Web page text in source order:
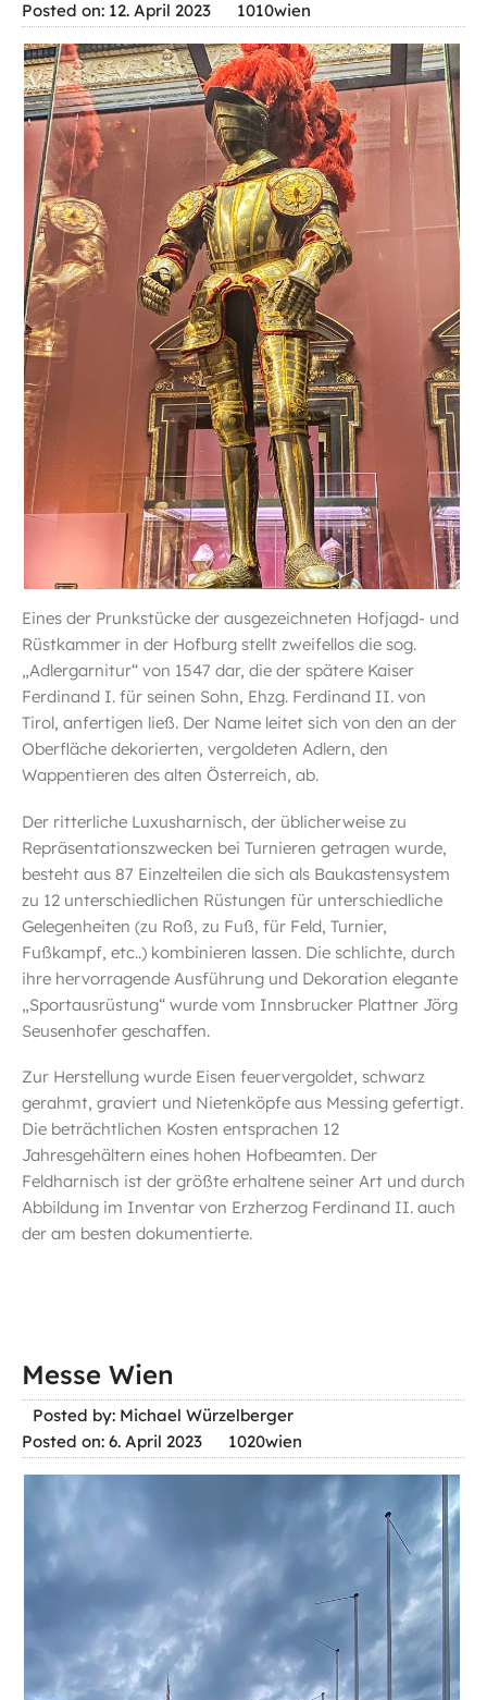
Posted on: 12. April 2023 1010wien
Eines der Prunkstücke der ausgezeichneten Hofjagd- und
Rüstkammer in der Hofburg stellt zweifellos die sog.
„Adlergarnitur“ von 1547 dar, die der spätere Kaiser
Ferdinand I. für seinen Sohn, Ehzg. Ferdinand II. von
Tirol, anfertigen ließ. Der Name leitet sich von den an der
Oberfläche dekorierten, vergoldeten Adlern, den
Wappentieren des alten Österreich, ab.
Der ritterliche Luxusharnisch, der üblicherweise zu
Repräsentationszwecken bei Turnieren getragen wurde,
besteht aus 87 Einzelteilen die sich als Baukastensystem
zu 12 unterschiedlichen Rüstungen für unterschiedliche
Gelegenheiten (zu Roß, zu Fuß, für Feld, Turnier,
Fußkampf, etc..) kombinieren lassen. Die schlichte, durch
ihre hervorragende Ausführung und Dekoration elegante
„Sportausrüstung“ wurde vom Innsbrucker Plattner Jörg
Seusenhofer geschaffen.
Zur Herstellung wurde Eisen feuervergoldet, schwarz
gerahmt, graviert und Nietenköpfe aus Messing gefertigt.
Die beträchtlichen Kosten entsprachen 12
Jahresgehältern eines hohen Hofbeamten. Der
Feldharnisch ist der größte erhaltene seiner Art und durch
Abbildung im Inventar von Erzherzog Ferdinand II. auch
der am besten dokumentierte.
Messe Wien
Posted by: Michael Würzelberger
Posted on: 6. April 2023
1020wien